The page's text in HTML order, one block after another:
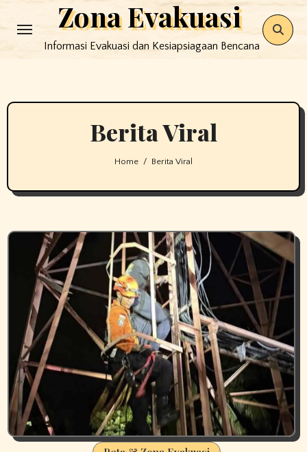
to
Zona Evakuasi
Informasi Evakuasi dan Kesiapsiagaan Bencana
Berita Viral
Home Berita Viral